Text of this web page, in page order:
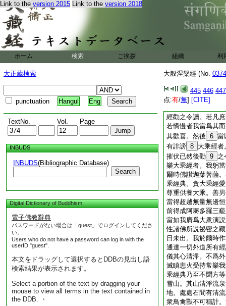
Link to the version 2015 Link to the version 2018
ホーム 検索 ご挨拶 組織 利
大正蔵検索
punctuation Hangul Eng
TextNo. Vol. Page
INBUDS
INBUDS(Bibliographic Database)
Search
Digital Dictionary of Buddhism
電子佛教辭典
パスワードがない場合は「guest」でログインしてくださ
い。
Users who do not have a password can log in with the
userID "guest".
本文をドラッグして選択するとDDBの見出し語
検索結果が表示されます。
Select a portion of the text by dragging your
mouse to view all terms in the text contained in
the DDB. ・
大般涅槃經 (No.
445 446 447
点:有/無] [CITE]
者即是如來。善男
所有功徳無量無邊
迦葉菩薩白佛言。
有不能聽受是經。
善心。世尊我於今
血爲墨以髓爲水折
義。世尊。若有衆
後以是大涅槃經勸
經勸之令讀。若凡
若憍慢者我當爲其
其歡喜。然後 6 當
有誹謗 8 大乘經
摧伏已然後勸 9 之
樂大乘經者。我躬
爾時佛讃迦葉菩薩
乘經典。貪大乘經
尊重供養大乘。善
當得超越無量無邊
前得成阿耨多羅三
當如我廣爲大衆演
性諸佛所説祕密之
日未出。我於爾時
通達一切外道所有
儀其心清淨。不爲
滅瞋恚火受持常樂
乘經典乃至不聞方
雪山。其山清淨流
地。處處石間有清
衆鳥禽獸不可稱計